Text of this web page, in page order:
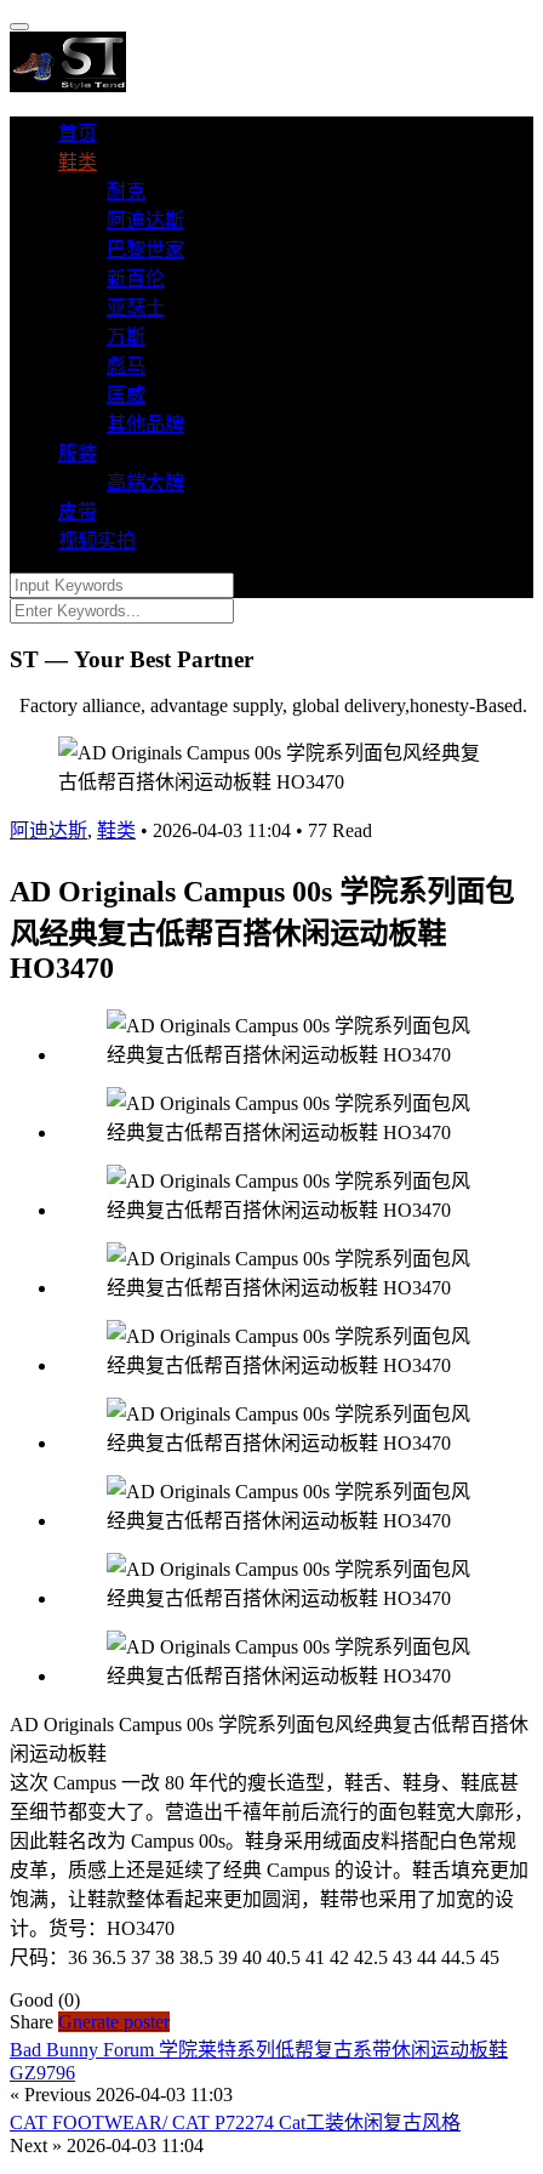
首页
鞋类
耐克
阿迪达斯
巴黎世家
新百伦
亚瑟士
万斯
彪马
匡威
其他品牌
服装
高端大牌
皮带
视频实拍
ST — Your Best Partner
Factory alliance, advantage supply, global delivery,honesty-Based.
阿迪达斯, 鞋类 • 2026-04-03 11:04 • 77 Read
AD Originals Campus 00s 学院系列面包
风经典复古低帮百搭休闲运动板鞋
HO3470
AD Originals Campus 00s 学院系列面包风经典复古低帮百搭休
闲运动板鞋
这次 Campus 一改 80 年代的瘦长造型，鞋舌、鞋身、鞋底甚
至细节都变大了。营造出千禧年前后流行的面包鞋宽大廓形，
因此鞋名改为 Campus 00s。鞋身采用绒面皮料搭配白色常规
皮革，质感上还是延续了经典 Campus 的设计。鞋舌填充更加
饱满，让鞋款整体看起来更加圆润，鞋带也采用了加宽的设
计。货号：HO3470
尺码：36 36.5 37 38 38.5 39 40 40.5 41 42 42.5 43 44 44.5 45
Good (0)
Share Gnerate poster
Bad Bunny Forum 学院莱特系列低帮复古系带休闲运动板鞋
GZ9796
« Previous 2026-04-03 11:03
CAT FOOTWEAR/ CAT P72274 Cat工装休闲复古风格
Next » 2026-04-03 11:04